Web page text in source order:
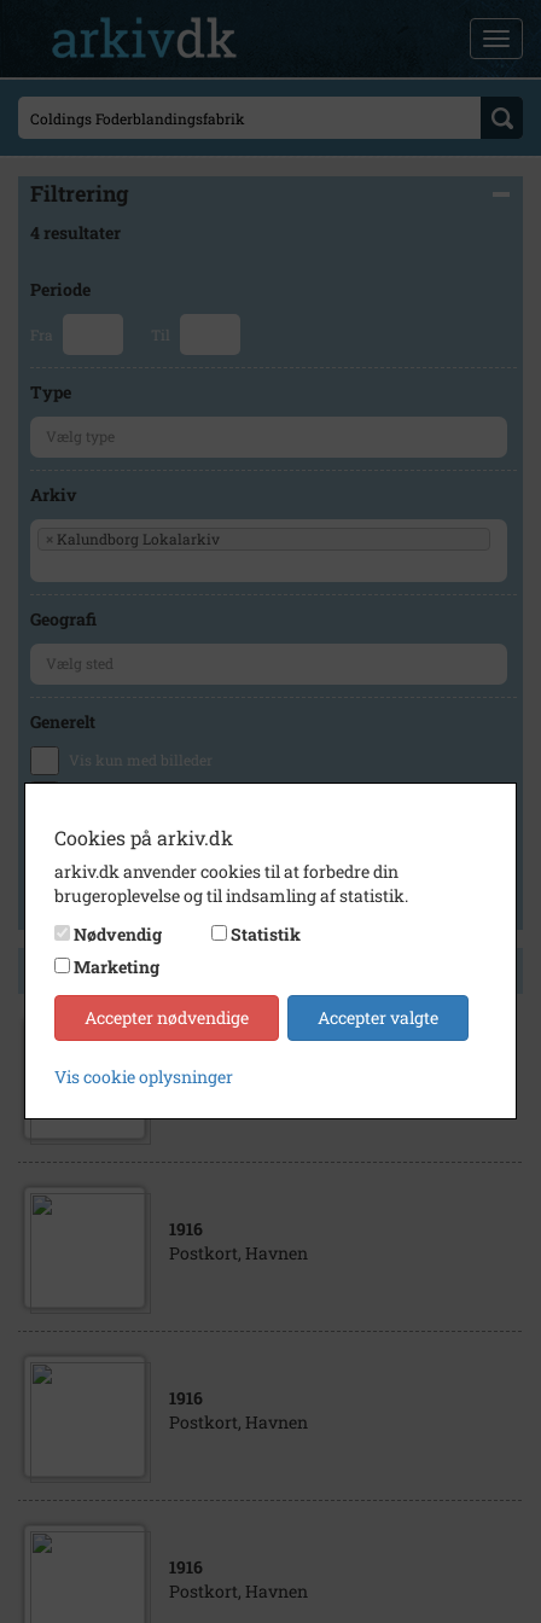
Filtrering
4 resultater
Periode
Fra Til
Type
Arkiv
× Kalundborg Lokalarkiv
Geografi
Generelt
Vis kun med billeder
Vis kun med lydklip
Vis kun med kilder
Vis kun med geo-tag
Side 1 af 1
Postkort, Havnen
1916
Postkort, Havnen
1916
Postkort, Havnen
1916
Postkort, Havnen
Cookies på arkiv.dk
arkiv.dk anvender cookies til at forbedre din
brugeroplevelse og til indsamling af statistik.
Nødvendig
Statistik
Marketing
Accepter nødvendige Accepter valgte
Vis cookie oplysninger